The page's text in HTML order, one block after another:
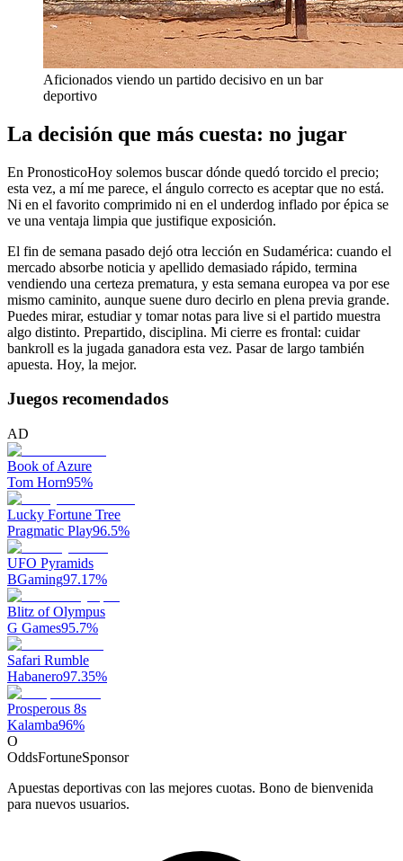
Aficionados viendo un partido decisivo en un bar
deportivo
La decisión que más cuesta: no jugar
En PronosticoHoy solemos buscar dónde quedó torcido el precio;
esta vez, a mí me parece, el ángulo correcto es aceptar que no está.
Ni en el favorito comprimido ni en el underdog inflado por épica se
ve una ventaja limpia que justifique exposición.
El fin de semana pasado dejó otra lección en Sudamérica: cuando el
mercado absorbe noticia y apellido demasiado rápido, termina
vendiendo una certeza prematura, y esta semana europea va por ese
mismo caminito, aunque suene duro decirlo en plena previa grande.
Puedes mirar, estudiar y tomar notas para live si el partido muestra
algo distinto. Prepartido, disciplina. Mi cierre es frontal: cuidar
bankroll es la jugada ganadora esta vez. Pasar de largo también
apuesta. Hoy, la mejor.
Juegos recomendados
AD
Book of Azure
Tom Horn95%
Lucky Fortune Tree
Pragmatic Play96.5%
UFO Pyramids
BGaming97.17%
Blitz of Olympus
G Games95.7%
Safari Rumble
Habanero97.35%
Prosperous 8s
Kalamba96%
O
OddsFortuneSponsor
Apuestas deportivas con las mejores cuotas. Bono de bienvenida
para nuevos usuarios.